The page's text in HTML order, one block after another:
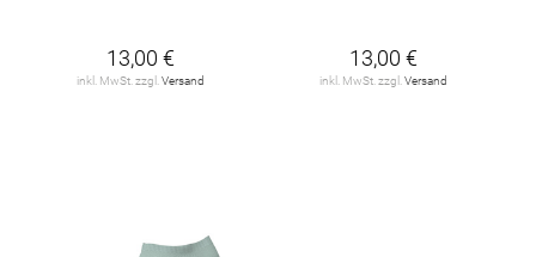
13,00 €
inkl. MwSt. zzgl. Versand
13,00 €
inkl. MwSt. zzgl. Versand